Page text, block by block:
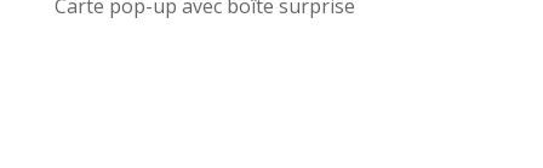
Carte pop-up avec boîte surprise